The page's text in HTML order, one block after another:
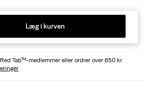
Læg i kurven
Tab™-medlemmer eller ordrer over 650 kr.